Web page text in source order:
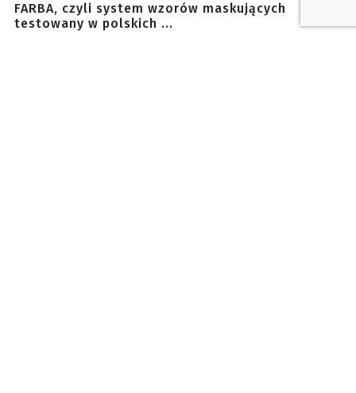
FARBA, czyli system wzorów maskujących
testowany w polskich ...